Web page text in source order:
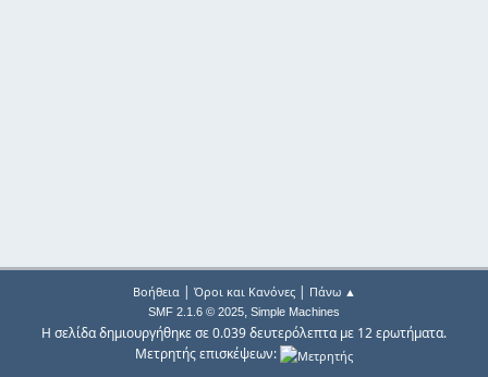
Βοήθεια| Όροι και Κανόνες| Πάνω ▲
SMF 2.1.6 © 2025, Simple Machines
Η σελίδα δημιουργήθηκε σε 0.039 δευτερόλεπτα με 12 ερωτήματα.
Μετρητής επισκέψεων: